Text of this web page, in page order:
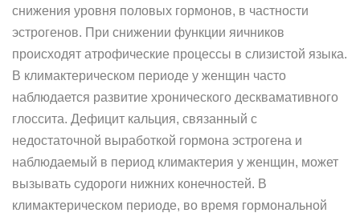
снижения уровня половых гормонов, в частности
эстрогенов. При снижении функции яичников
происходят атрофические процессы в слизистой языка.
В климактерическом периоде у женщин часто
наблюдается развитие хронического десквамативного
глоссита. Дефицит кальция, связанный с
недостаточной выработкой гормона эстрогена и
наблюдаемый в период климактерия у женщин, может
вызывать судороги нижних конечностей. В
климактерическом периоде, во время гормональной